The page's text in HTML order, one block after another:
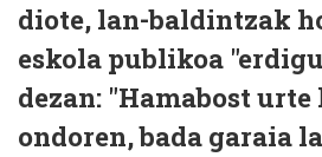
diote, lan-baldintzak
eskola publikoa
dezan: "Hamabost urte
ondoren, bada garaia